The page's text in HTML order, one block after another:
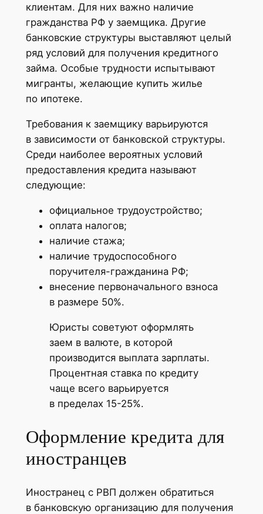
клиентам. Для них важно наличие
гражданства РФ у заемщика. Другие
банковские структуры выставляют целый
ряд условий для получения кредитного
займа. Особые трудности испытывают
мигранты, желающие купить жилье
по ипотеке.
Требования к заемщику варьируются
в зависимости от банковской структуры.
Среди наиболее вероятных условий
предоставления кредита называют
следующие:
официальное трудоустройство;
оплата налогов;
наличие стажа;
наличие трудоспособного
поручителя-гражданина РФ;
внесение первоначального взноса
в размере 50%.
Юристы советуют оформлять
заем в валюте, в которой
производится выплата зарплаты.
Процентная ставка по кредиту
чаще всего варьируется
в пределах 15-25%.
Оформление кредита для
иностранцев
Иностранец с РВП должен обратиться
в банковскую организацию для получения